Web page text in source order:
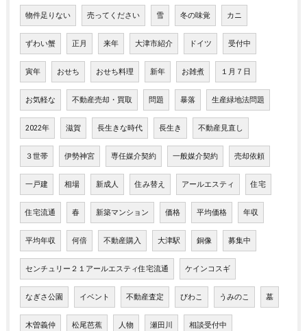
物件足りない 売ってください 雪 冬の味覚 カニ
ずわい蟹 正月 来年 大津市紹介 ドイツ 受付中
寅年 おせち おせち料理 新年 お雑煮 １月７日
お気軽な 不動産売却・買取 問題 暴落 生産緑地法問題
2022年 滋賀 長生きな時代 長生き 不動産見直し
３世帯 伊勢神宮 専任媒介契約 一般媒介契約 売却依頼
一戸建 相場 新成人 住み替え アールエスティ 住宅
住宅流通 春 新築マンション 価格 平均価格 年収
平均年収 何倍 不動産購入 大津駅 銅像 募集中
センチュリー２１アールエスティ住宅流通 ケインコスギ
なぎさ公園 イベント 不動産査定 びわこ うみのこ 墓
木曽義仲 松尾芭蕉 人物 瀬田川 相談受付中